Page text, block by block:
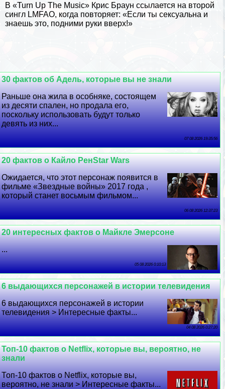
В «Turn Up The Music» Крис Браун ссылается на второй
сингл LMFAO, когда повторяет: «Если ты ceкcуальна и
знаешь это, подними руки вверх!»
30 фактов об Адель, которые вы не знали
Раньше она жила в особняке, состоящем
из десяти спален, но продала его,
поскольку использовать будут только
девять из них...
07 08 2026 19:35:56
20 фактов о Кайло РенStar Wars
Ожидается, что этот персонаж появится в
фильме «Звездные войны» 2017 года ,
который станет восьмым фильмом...
06 08 2026 12:37:23
20 интересных фактов о Майкле Эмерсоне
...
05 08 2026 0:10:13
6 выдающихся персонажей в истории телевидения
6 выдающихся персонажей в истории
телевидения > Интересные факты...
04 08 2026 0:27:20
Топ-10 фактов о Netflix, которые вы, вероятно, не
знали
Топ-10 фактов о Netflix, которые вы,
вероятно, не знали > Интересные факты...